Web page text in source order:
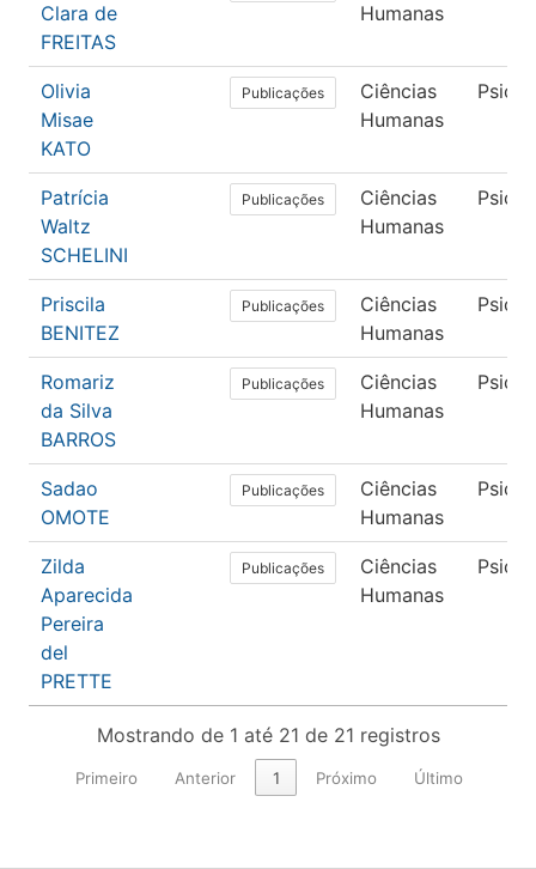
Clara de
FREITAS
Humanas
Olivia
Misae
KATO
Publicações
Ciências
Humanas
Patrícia
Waltz
SCHELINI
Publicações
Ciências
Humanas
Priscila
BENITEZ
Publicações
Ciências
Humanas
Romariz
da Silva
BARROS
Publicações
Ciências
Humanas
Sadao
OMOTE
Publicações
Ciências
Humanas
Zilda
Aparecida
Pereira
del
PRETTE
Publicações
Ciências
Humanas
Mostrando de 1 até 21 de 21 registros
Primeiro Anterior 1 Próximo Último